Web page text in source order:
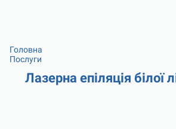
Головна
Послуги
Лазерна епіляція білої